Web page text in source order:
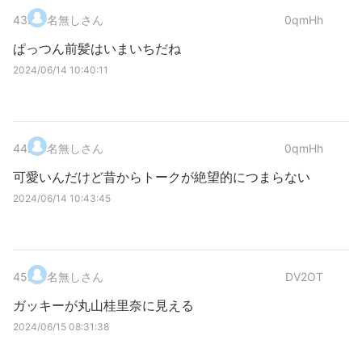
43. 名無しさん 0qmHh
ぱっつん前髪はいまいちだね
2024/06/14 10:40:11
44. 名無しさん 0qmHh
可愛いんだけど昔からトークが絶望的につまらない
2024/06/14 10:43:45
45. 名無しさん DV2OT
ガッキーが丸山桂里奈に見える
2024/06/15 08:31:38